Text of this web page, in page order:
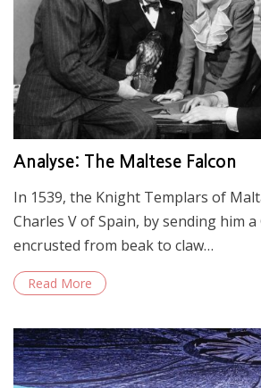
Analyse: The Maltese Falcon
In 1539, the Knight Templars of
Charles V of Spain, by sending him a
encrusted from beak to claw…
Read More